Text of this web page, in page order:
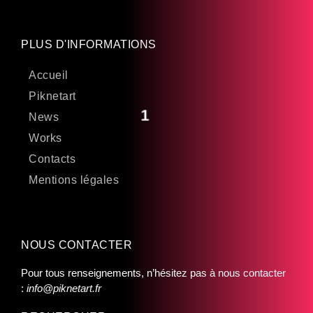
1
PLUS D'INFORMATIONS
Accueil
Piknetart
News
Works
Contacts
Mentions légales
NOUS CONTACTER
Pour tous renseignements, n’hésitez pas à nous contacter
: info@piknetart.fr